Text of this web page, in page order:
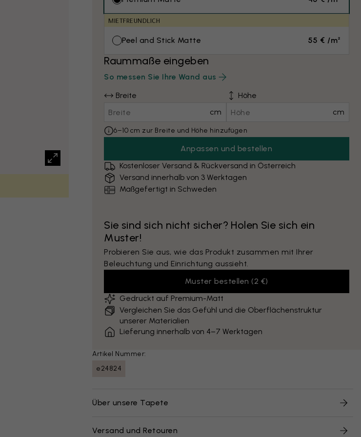
MIETFREUNDLICH
Peel and Stick Matte 55 € /m²
Raummaße eingeben
So messen Sie Ihre Wand aus
Breite
cm
Höhe
cm
6–10 cm zur Breite und Höhe hinzufügen
Anpassen und bestellen
Kostenloser Versand & Rückversand in Österreich
Versand innerhalb von 3 Werktagen
Maßgefertigt in Schweden
Sie sind sich nicht sicher? Holen Sie sich ein
Muster!
Probieren Sie aus, wie das Produkt zusammen mit Ihrer
Beleuchtung und Einrichtung aussieht.
Muster bestellen (2 €)
Gedruckt auf Premium-Matt
Vergleichen Sie das Gefühl und die Oberflächenstruktur
unserer Materialien
Lieferung innerhalb von 4–7 Werktagen
Artikel Nummer:
e24824
Über unsere Tapete
Versand und Retouren